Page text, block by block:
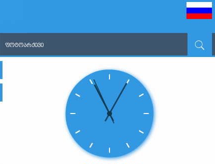
ᲤᲝᲢᲝᲐᲠᲥᲘᲕᲘ